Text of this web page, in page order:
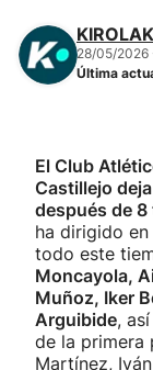
28/05/2026
Última
El Club
Castillejo
después de
ha dirigido
todo este
Moncayola,
Muñoz, Iker
Arguibide,
de la primera
Martínez,